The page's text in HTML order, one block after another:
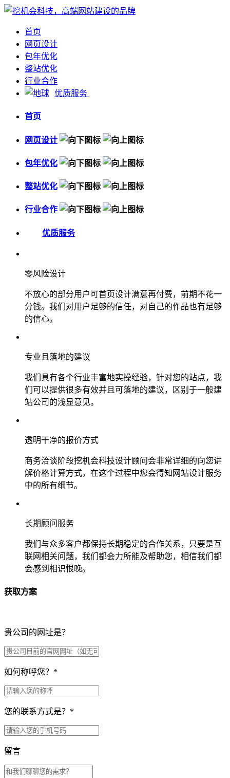
首页
网页设计
包年优化
整站优化
行业合作
优质服务
首页
网页设计
包年优化
整站优化
行业合作
优质服务
零风险设计
不放心的部分用户可首页设计满意再付费，前期不花一
分钱。我们对用户足够的信任，对自己的作品也有足够
的信心。
专业且落地的建议
我们具有各个行业丰富地实操经验，针对您的站点，我
们可以提供很多有效并且可落地的建议，区别于一般建
站公司的浅显意见。
透明干净的报价方式
商务洽谈阶段挖机会科技设计顾问会非常详细的向您讲
解价格计算方式，在这个过程中您会得知网站设计服务
中的所有细节。
长期顾问服务
我们与众多客户都保持长期稳定的合作关系，只要是互
联网相关问题，我们都会力所能及帮助您，相信我们都
会感到相识恨晚。
获取方案
贵公司的网址是？
如何称呼您？ *
您的联系方式是？ *
留言